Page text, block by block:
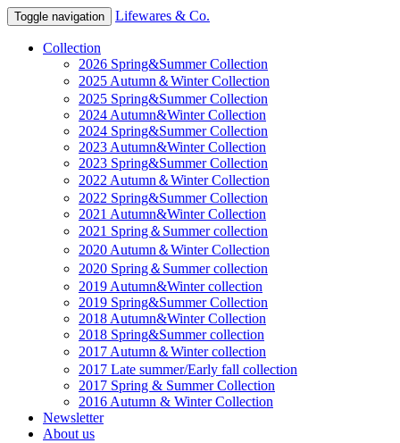
Toggle navigation Lifewares & Co.
Collection
2026 Spring&Summer Collection
2025 Autumn＆Winter Collection
2025 Spring&Summer Collection
2024 Autumn&Winter Collection
2024 Spring&Summer Collection
2023 Autumn&Winter Collection
2023 Spring&Summer Collection
2022 Autumn＆Winter Collection
2022 Spring&Summer Collection
2021 Autumn&Winter Collection
2021 Spring＆Summer collection
2020 Autumn＆Winter Collection
2020 Spring＆Summer collection
2019 Autumn&Winter collection
2019 Spring&Summer Collection
2018 Autumn&Winter Collection
2018 Spring&Summer collection
2017 Autumn＆Winter collection
2017 Late summer/Early fall collection
2017 Spring & Summer Collection
2016 Autumn & Winter Collection
Newsletter
About us